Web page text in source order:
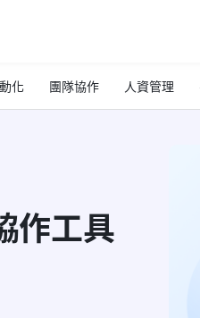
化 團隊協作 人資管理
作工具